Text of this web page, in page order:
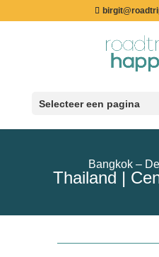
Selecteer een pagina
Bangkok –
Thailand |